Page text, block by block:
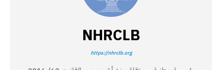
NHRCLB
https://nhrclb.org